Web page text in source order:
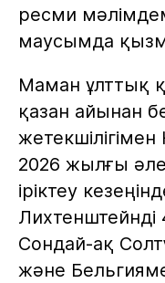
ресми
маусымда
Маман ұлттық
қазан айынан
2026 жылғы
іріктеу
Лихтенштейнді
Сондай-ақ
және